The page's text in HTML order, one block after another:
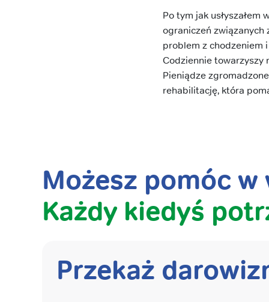
Po tym jak
ograniczeń związanych
problem z chodzeniem
Codziennie towarzyszy
Pieniądze
rehabilitację, która
Możesz pomóc
Każdy kiedyś
Przekaż